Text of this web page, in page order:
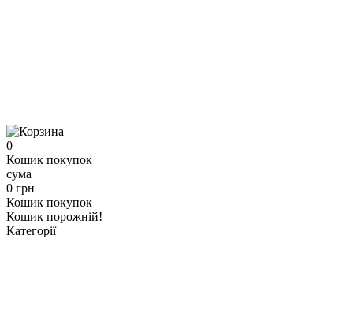
0
Кошик покупок
сума
0 грн
Кошик покупок
Кошик порожній!
Категорії